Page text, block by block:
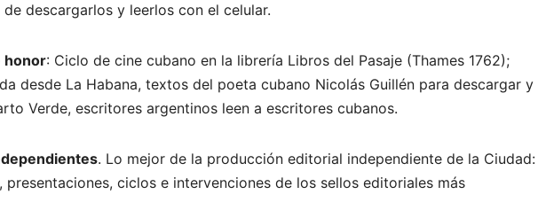
descargarlos y leerlos con el celular.
honor: Ciclo de cine cubano en la librería Libros del Pasaje (Thames 1762);
desde La Habana, textos del poeta cubano Nicolás Guillén para descargar y
Verde, escritores argentinos leen a escritores cubanos.
. Lo mejor de la producción editorial independiente de la Ciudad:
ciclos e intervenciones de los sellos editoriales más